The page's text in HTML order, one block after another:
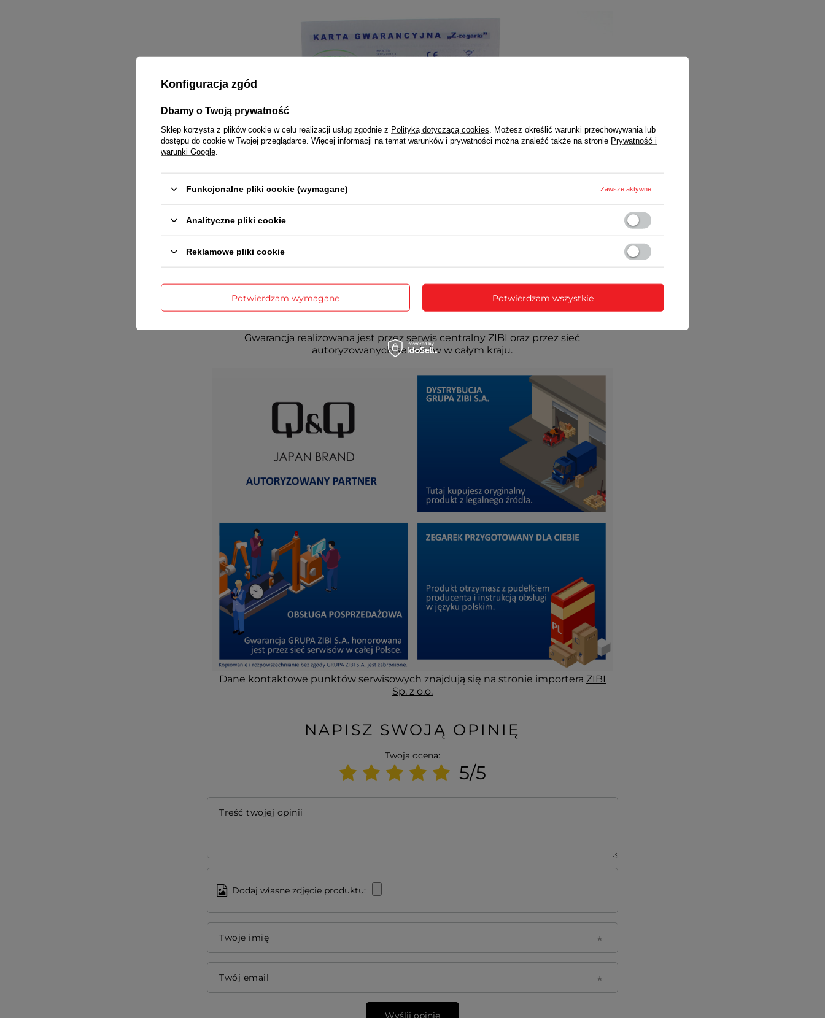
Gwarancja realizowana jest przez serwis centralny ZIBI oraz przez sieć
autoryzowanych serwisów w całym kraju.
Dane kontaktowe punktów serwisowych znajdują się na stronie importera ZIBI
Sp. z o.o.
NAPISZ SWOJĄ OPINIĘ
Twoja ocena:
5/5
Treść twojej opinii
Dodaj własne zdjęcie produktu:
Twoje imię
Twój email
Wyślij opinię
Konfiguracja zgód
Dbamy o Twoją prywatność
Sklep korzysta z plików cookie w celu realizacji usług zgodnie z Polityką dotyczącą cookies . Możesz określić warunki przechowywania lub
dostępu do cookie w Twojej przeglądarce. Więcej informacji na temat warunków i prywatności można znaleźć także na stronie Prywatność i
warunki Google
Funkcjonalne pliki cookie (wymagane) Zawsze aktywne
Analityczne pliki cookie
Reklamowe pliki cookie
Potwierdzam wymagane Potwierdzam wszystkie